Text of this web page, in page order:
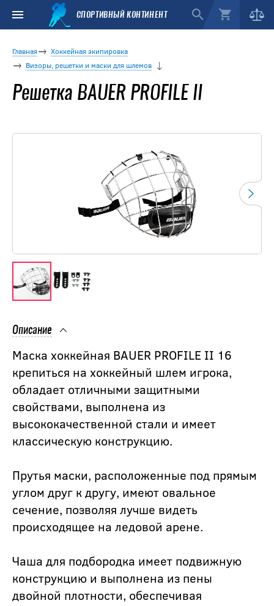
СПОРТИВНЫЙ КОНТИНЕНТ
Главная
Хоккейная экипировка
Визоры, решетки и маски для шлемов
Решетка BAUER PROFILE II
Описание
Маска хоккейная BAUER PROFILE II 16
крепиться на хоккейный шлем игрока,
обладает отличными защитными
свойствами, выполнена из
высококачественной стали и имеет
классическую конструкцию.
Прутья маски, расположенные под прямым
углом друг к другу, имеют овальное
сечение, позволяя лучше видеть
происходящее на ледовой арене.
Чаша для подбородка имеет подвижную
конструкцию и выполнена из пены
двойной плотности, обеспечивая